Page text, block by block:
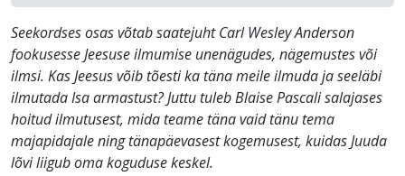
Seekordses osas võtab saatejuht Carl Wesley Anderson
fookusesse Jeesuse ilmumise unenägudes, nägemustes või
ilmsi. Kas Jeesus võib tõesti ka täna meile ilmuda ja seeläbi
ilmutada Isa armastust? Juttu tuleb Blaise Pascali salajases
hoitud ilmutusest, mida teame täna vaid tänu tema
majapidajale ning tänapäevasest kogemusest, kuidas Juuda
lõvi liigub oma koguduse keskel.